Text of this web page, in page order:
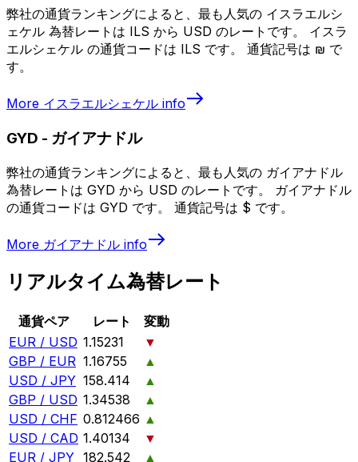
弊社の通貨ランキングによると、最も人気の イスラエルシ
ェケル 為替レートは ILS から USD のレートです。 イスラ
エルシェケル の通貨コードは ILS です。 通貨記号は ₪ で
す。
More イスラエルシェケル info
GYD - ガイアナドル
弊社の通貨ランキングによると、最も人気の ガイアナドル
為替レートは GYD から USD のレートです。 ガイアナドル
の通貨コードは GYD です。 通貨記号は $ です。
More ガイアナドル info
リアルタイム為替レート
通貨ペア レート
変動
EUR / USD 1.15231
▼
GBP / EUR 1.16755
▲
USD / JPY 158.414
▲
GBP / USD 1.34538
▲
USD / CHF 0.812466 ▲
USD / CAD 1.40134
▼
EUR / JPY 182.542
▲